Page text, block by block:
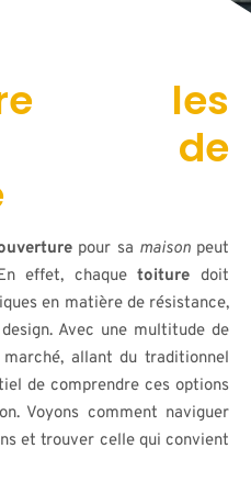
les
de
pour sa maisonpeut
effet, chaquetoiture doit
en matière de résistance,
Avec une multitude de
allant du traditionnel
de comprendre ces options
Voyons comment naviguer
et trouver celle qui convient